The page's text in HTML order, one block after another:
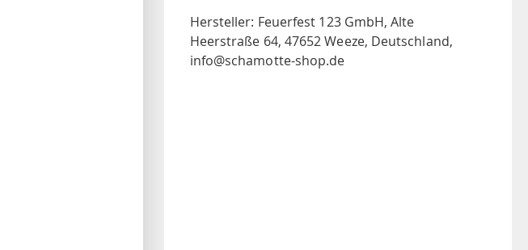
Hersteller: Feuerfest 123 GmbH, Alte
Heerstraße 64, 47652 Weeze, Deutschland,
info@schamotte-shop.de